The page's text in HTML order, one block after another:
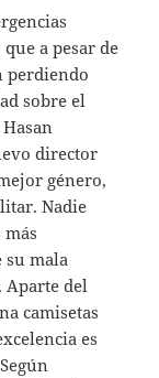
a pesar de
perdiendo
sobre el
director
género,
Nadie
su mala
del
camisetas
es